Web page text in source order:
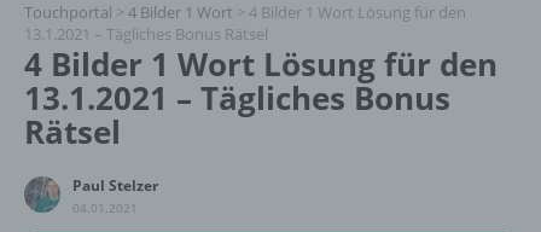
Touchportal > 4 Bilder 1 Wort > 4 Bilder 1 Wort Lösung für den
13.1.2021 – Tägliches Bonus Rätsel
4 Bilder 1 Wort Lösung für den
13.1.2021 – Tägliches Bonus
Rätsel
Paul Stelzer
04.01.2021